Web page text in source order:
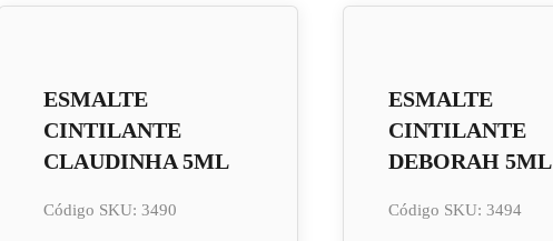
ESMALTE
CINTILANTE
CLAUDINHA 5ML
Código SKU: 3490
ESMALTE
CINTILANTE
DEBORAH 5ML
Código SKU: 3494